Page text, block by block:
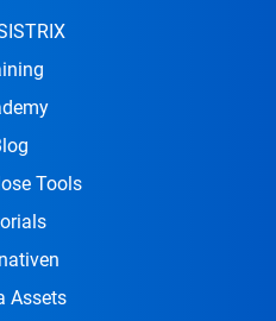
Tools
Assets